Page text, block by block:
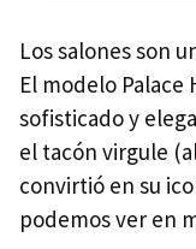
Los salones son
El modelo
sofisticado y
el tacón virgule
convirtió en su
podemos ver en